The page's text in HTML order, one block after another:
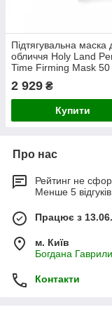
Підтягувальна маска
обличчя Holy Land
Time Firming Mask
2 929 ₴
Купити
Про нас
Рейтинг не
Менше 5
Працює з
м. Київ
Богдана
Контакти